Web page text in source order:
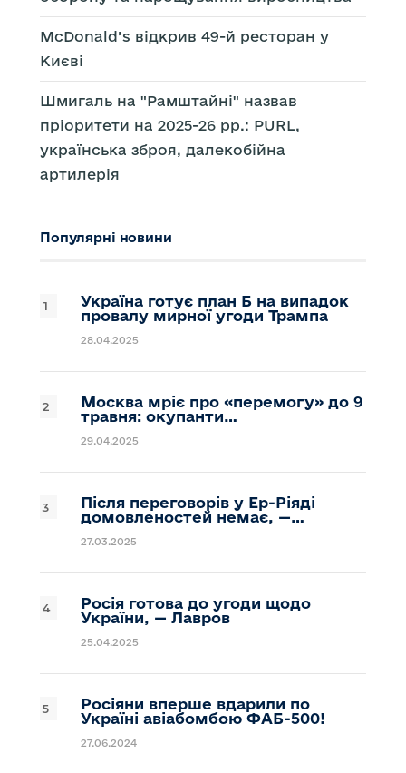
McDonald’s відкрив 49-й ресторан у
Києві
Шмигаль на "Рамштайні" назвав
пріоритети на 2025-26 рр.: PURL,
українська зброя, далекобійна
артилерія
Популярні новини
Україна готує план Б на випадок
провалу мирної угоди Трампа
28.04.2025
Москва мріє про «перемогу» до 9
травня: окупанти…
29.04.2025
Після переговорів у Ер-Ріяді
домовленостей немає, —…
27.03.2025
Росія готова до угоди щодо
України, — Лавров
25.04.2025
Росіяни вперше вдарили по
Україні авіабомбою ФАБ-500!
27.06.2024